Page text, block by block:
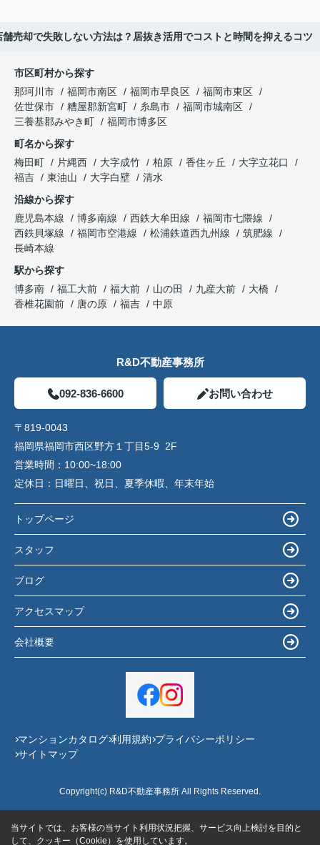
舗売却で失敗しない方法は？居抜き活用でコストと時間を抑えるコツ
市区町村から探す
那珂川市
福岡市南区 福岡市早良区
福岡市東区
佐世保市
糟屋郡新宮町 糸島市
福岡市城南区
三養基郡みやき町
福岡市博多区
町名から探す
梅田町
片縄西 大字成竹 柏原 香住ヶ丘
大字立花口
福吉
東油山 大字白壁
清水
沿線から探す
鹿児島本線
博多南線 西鉄大牟田線
福岡市七隈線
西鉄貝塚線
福岡市空港線 松浦鉄道西九州線
筑肥線
長崎本線
駅から探す
博多南
福工大前 福大前 山の田 九産大前
大橋
香椎花園前
唐の原 福吉 中原
R&D不動産事務所
092-836-6600 お問い合わせ
〒819-0043
福岡県福岡市西区野方１丁目5-9 2F
営業時間： 10:00~18:00
定休日： 日曜日、祝日、夏季休暇、年末年始
トップページ
スタッフ
ブログ
アクセスマップ
会社概要
マンションカタログ 利用規約 プライバシーポリシー
サイトマップ
Copyright(c) R&D不動産事務所 All Rights Reserved.
当サイトでは、お客様の当サイト利用状況把握、サービス向上検討を目的と
して、クッキー（Cookie）を使用しています。